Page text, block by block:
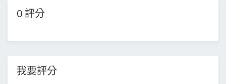
0 評分
我要評分